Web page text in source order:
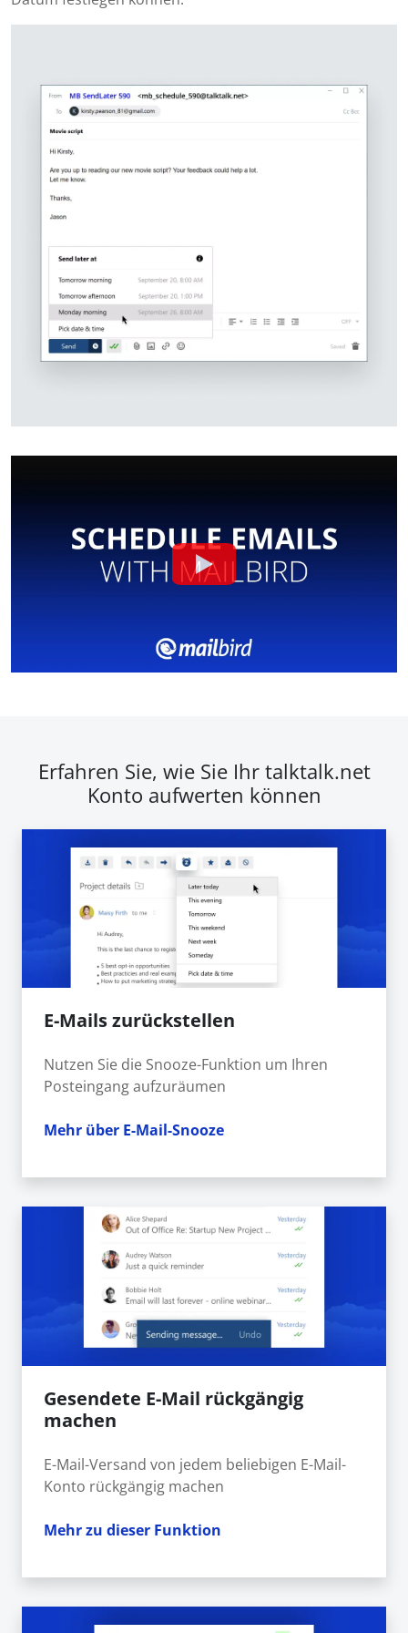
Erfahren Sie, wie Sie Ihr talktalk.net
Konto aufwerten können
E-Mails zurückstellen
Nutzen Sie die Snooze-Funktion um Ihren
Posteingang aufzuräumen
Mehr über E-Mail-Snooze
Gesendete E-Mail rückgängig
machen
E-Mail-Versand von jedem beliebigen E-Mail-
Konto rückgängig machen
Mehr zu dieser Funktion